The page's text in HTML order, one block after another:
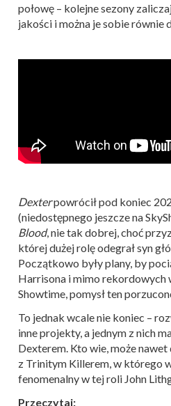
połowę – kolejne sezony
jakości i można je sobie równie
Dexterpowrócił pod koniec
(niedostępnego jeszcze na
Blood, nie tak dobrej, choć
której dużej rolę odegrał syn
Początkowo były plany, by
Harrisona i mimo rekordowych
Showtime, pomysł ten
To jednak wcale nie koniec –
inne projekty, a jednym z nich
Dexterem. Kto wie, może
z Trinitym Killerem, w którego
fenomenalny w tej roli John
Przeczytaj: